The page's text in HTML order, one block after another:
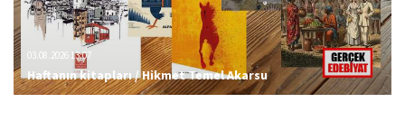
03.08.2026 13:07
Haftanın kitapları / Hikmet Temel Akarsu